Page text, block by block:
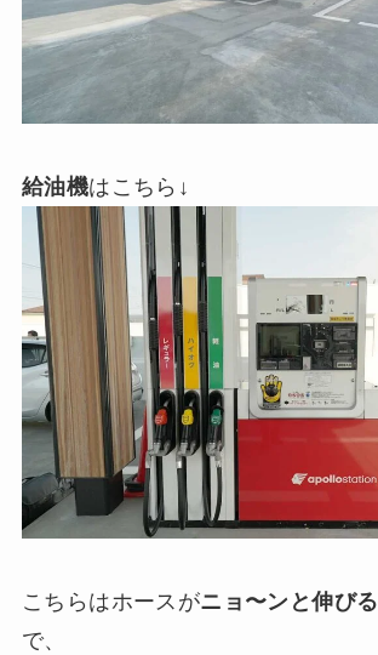
給油機はこちら↓
こちらはホースがニョ〜ンと伸びる
で、